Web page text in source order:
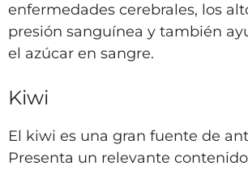
enfermedades cerebrales, los
presión sanguínea y también
el azúcar en sangre.
Kiwi
El kiwi es una gran fuente de
Presenta un relevante